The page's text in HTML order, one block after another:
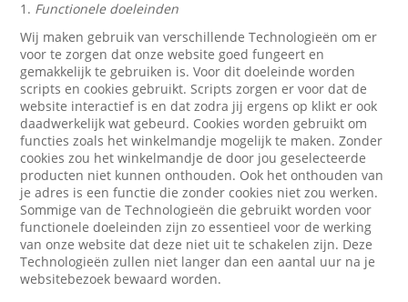
1. Functionele doeleinden
Wij maken gebruik van verschillende Technologieën om er
voor te zorgen dat onze website goed fungeert en
gemakkelijk te gebruiken is. Voor dit doeleinde worden
scripts en cookies gebruikt. Scripts zorgen er voor dat de
website interactief is en dat zodra jij ergens op klikt er ook
daadwerkelijk wat gebeurd. Cookies worden gebruikt om
functies zoals het winkelmandje mogelijk te maken. Zonder
cookies zou het winkelmandje de door jou geselecteerde
producten niet kunnen onthouden. Ook het onthouden van
je adres is een functie die zonder cookies niet zou werken.
Sommige van de Technologieën die gebruikt worden voor
functionele doeleinden zijn zo essentieel voor de werking
van onze website dat deze niet uit te schakelen zijn. Deze
Technologieën zullen niet langer dan een aantal uur na je
websitebezoek bewaard worden.